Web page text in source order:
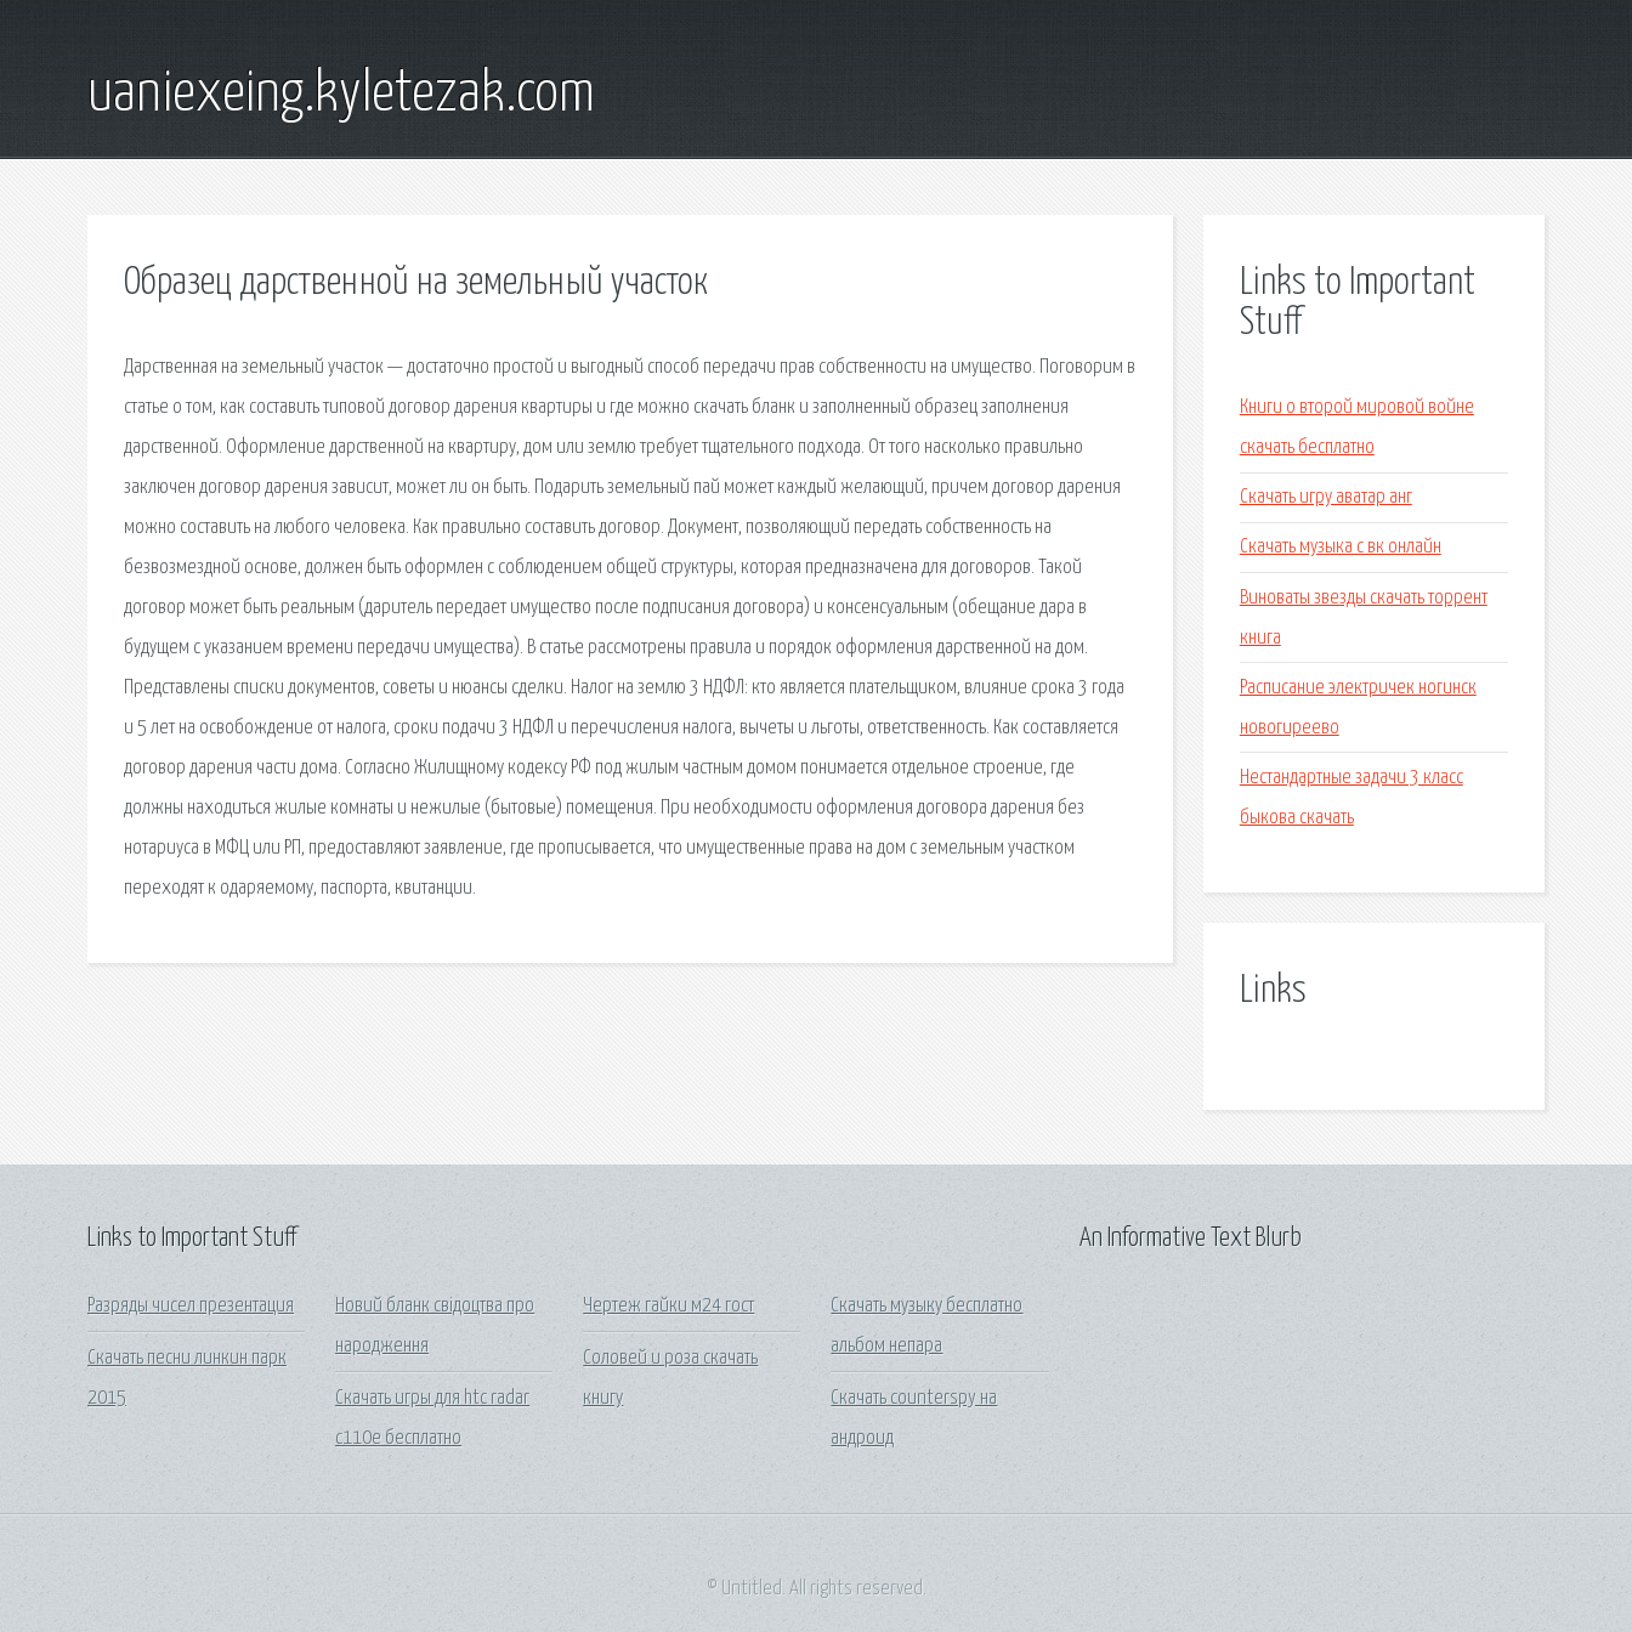
uaniexeing.kyletezak.com
Образец дарственной на земельный участок
Дарственная на земельный участок — достаточно простой и выгодный способ передачи прав собственности на имущество. Поговорим в
статье о том, как составить типовой договор дарения квартиры и где можно скачать бланк и заполненный образец заполнения
дарственной. Оформление дарственной на квартиру, дом или землю требует тщательного подхода. От того насколько правильно
заключен договор дарения зависит, может ли он быть. Подарить земельный пай может каждый желающий, причем договор дарения
можно составить на любого человека. Как правильно составить договор. Документ, позволяющий передать собственность на
безвозмездной основе, должен быть оформлен с соблюдением общей структуры, которая предназначена для договоров. Такой
договор может быть реальным (даритель передает имущество после подписания договора) и консенсуальным (обещание дара в
будущем с указанием времени передачи имущества). В статье рассмотрены правила и порядок оформления дарственной на дом.
Представлены списки документов, советы и нюансы сделки. Налог на землю 3 НДФЛ: кто является плательщиком, влияние срока 3 года
и 5 лет на освобождение от налога, сроки подачи 3 НДФЛ и перечисления налога, вычеты и льготы, ответственность. Как составляется
договор дарения части дома. Согласно Жилищному кодексу РФ под жилым частным домом понимается отдельное строение, где
должны находиться жилые комнаты и нежилые (бытовые) помещения. При необходимости оформления договора дарения без
нотариуса в МФЦ или РП, предоставляют заявление, где прописывается, что имущественные права на дом с земельным участком
переходят к одаряемому, паспорта, квитанции.
Links to Important
Stuff
Книги о второй мировой войне
скачать бесплатно
Скачать игру аватар анг
Скачать музыка с вк онлайн
Виноваты звезды скачать торрент
книга
Расписание электричек ногинск
новогиреево
Нестандартные задачи 3 класс
быкова скачать
Links
Links to Important Stuff
Разряды чисел презентация
Скачать песни линкин парк
2015
Новий бланк свідоцтва про
народження
Скачать игры для htc radar
c110e бесплатно
Чертеж гайки м24 гост
Соловей и роза скачать
книгу
Скачать музыку бесплатно
альбом непара
Скачать counterspy на
андроид
An Informative Text Blurb
© Untitled. All rights reserved.